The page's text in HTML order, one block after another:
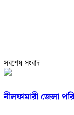
সবশেষ সংবাদ
নীলফামারী জেলা